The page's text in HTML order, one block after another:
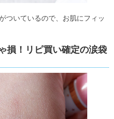
ついているので、お肌にフィッ
損！リピ買い確定の涙袋